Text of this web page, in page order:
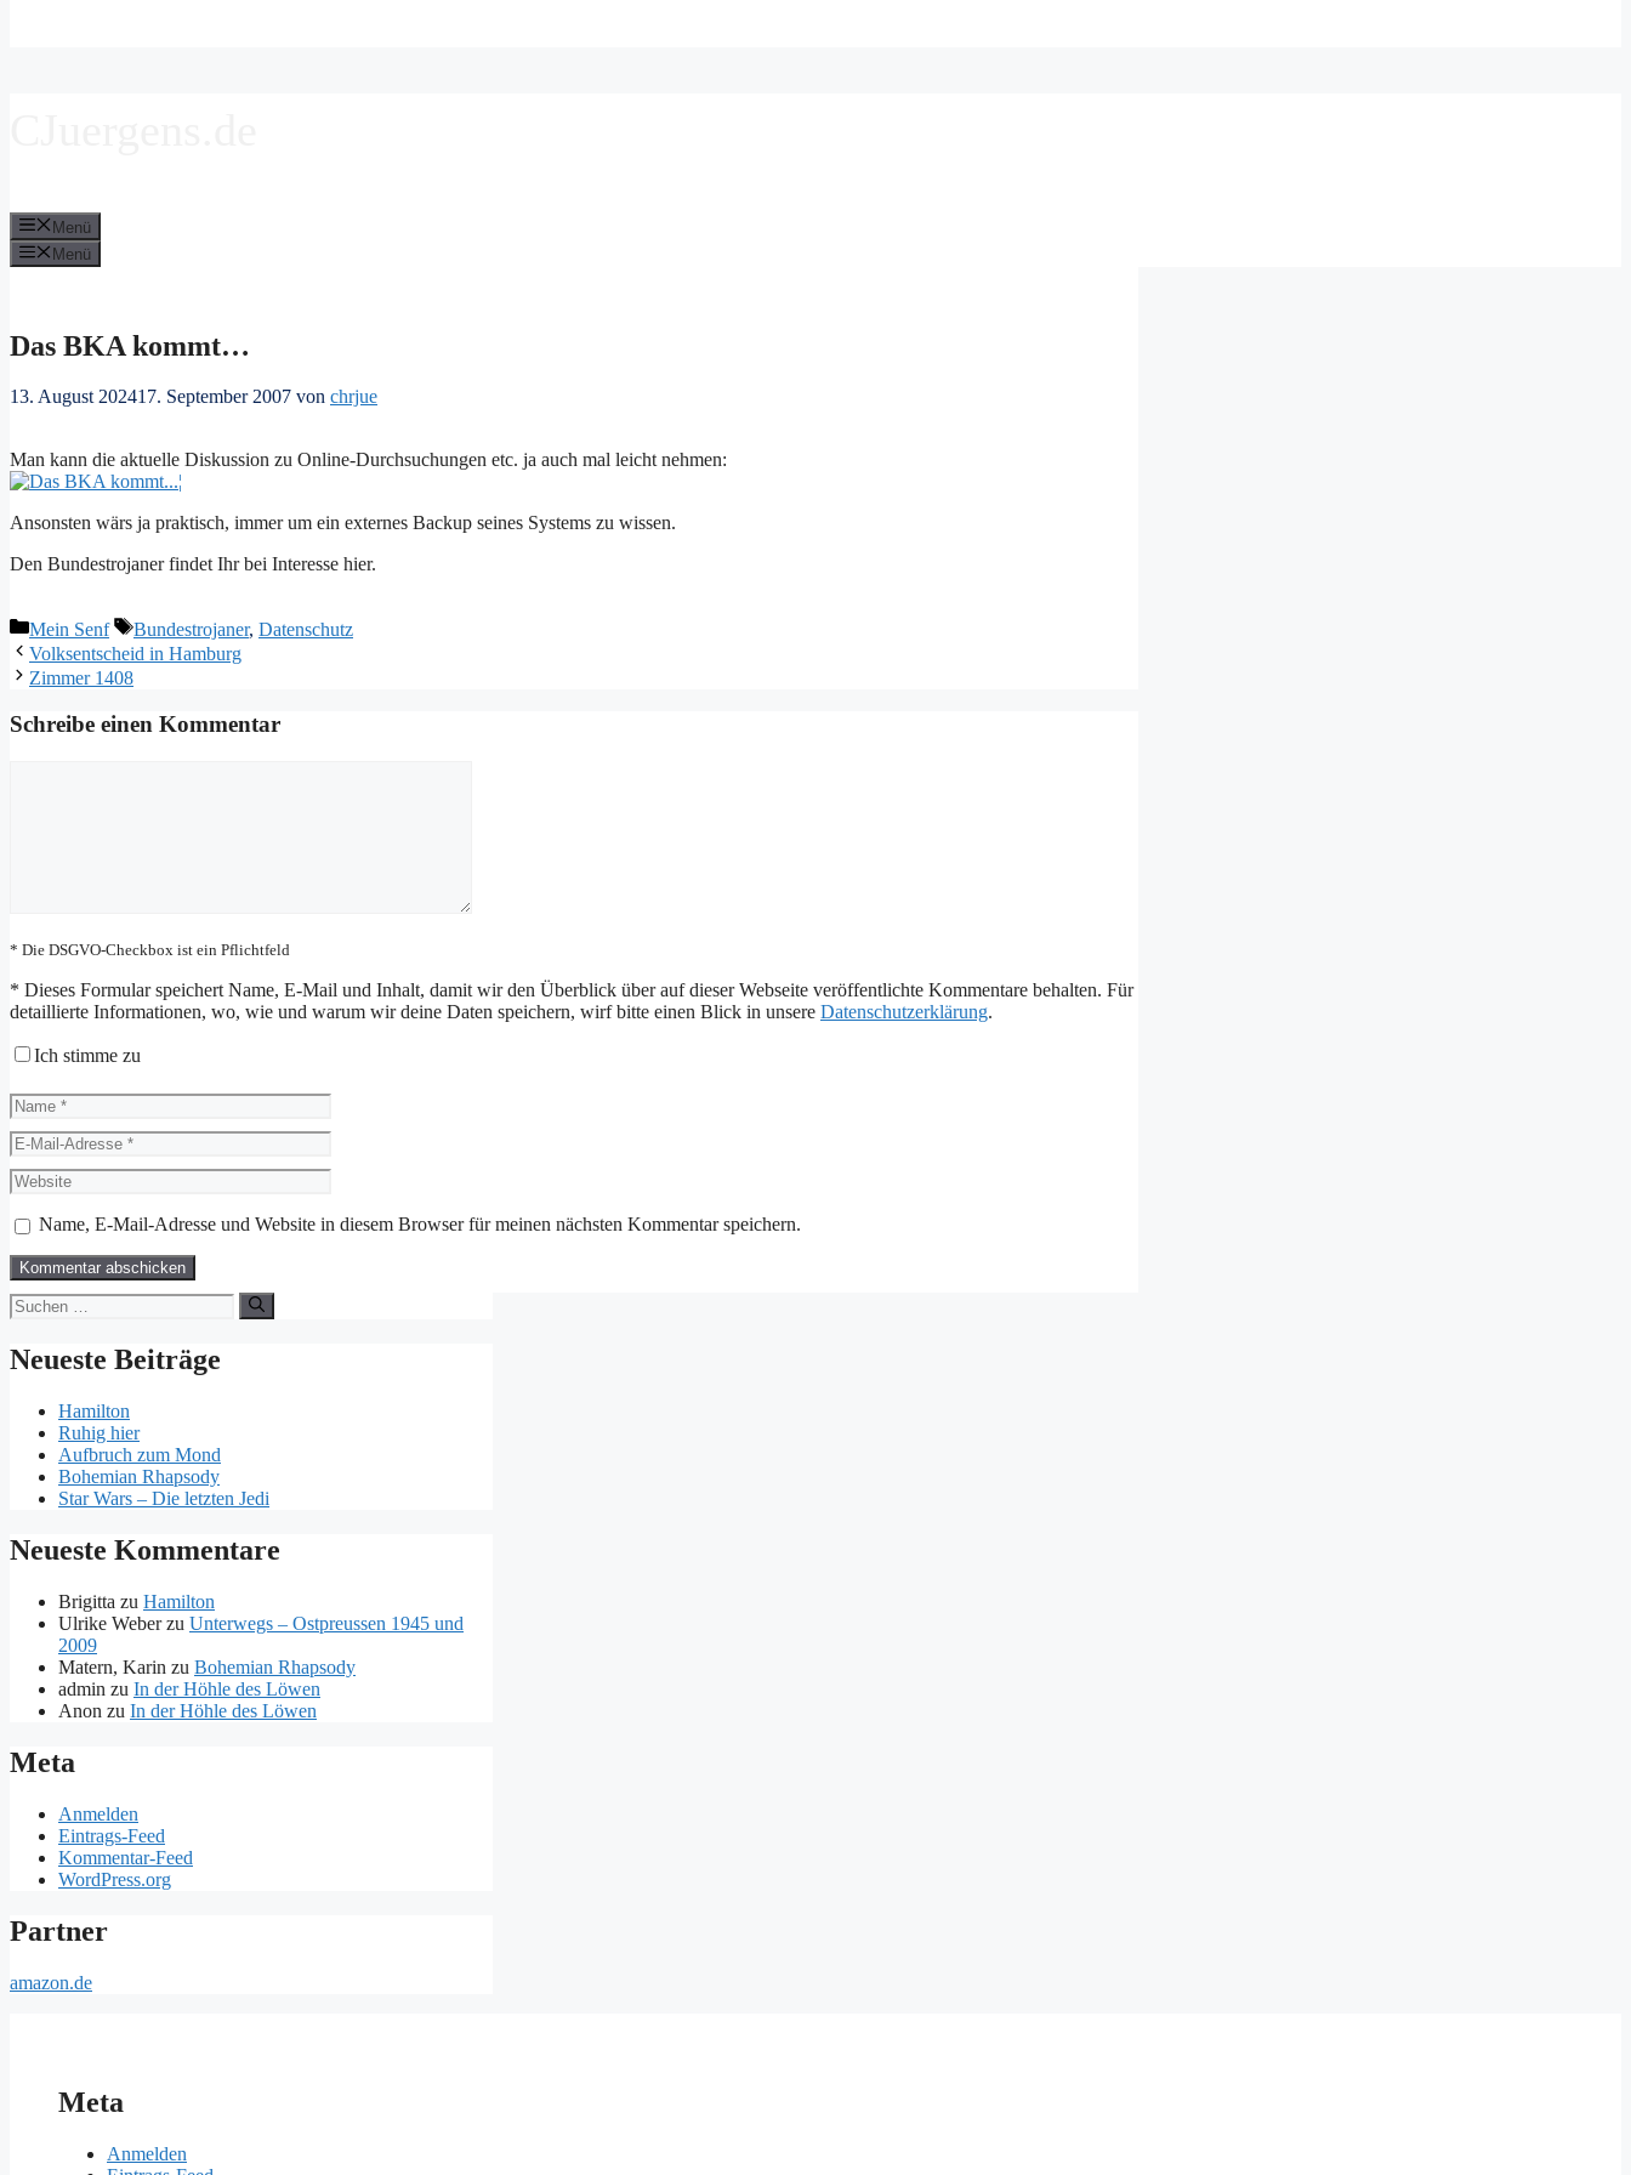
Menü
Menü
Das BKA kommt…
13. August 202417. September 2007 von chrjue
Man kann die aktuelle Diskussion zu Online-Durchsuchungen etc. ja auch mal leicht nehmen:
Ansonsten wärs ja praktisch, immer um ein externes Backup seines Systems zu wissen.
Den Bundestrojaner findet Ihr bei Interesse hier.
Kategorien
Mein Senf Schlagwörter
Bundestrojaner, Datenschutz
Volksentscheid in Hamburg
Zimmer 1408
Schreibe einen Kommentar
* Die DSGVO-Checkbox ist ein Pflichtfeld
* Dieses Formular speichert Name, E-Mail und Inhalt, damit wir den Überblick über auf dieser Webseite veröffentlichte Kommentare behalten. Für
detaillierte Informationen, wo, wie und warum wir deine Daten speichern, wirf bitte einen Blick in unsere Datenschutzerklärung.
Ich stimme zu
Name
E-
Mail-
Adresse
Website
Name, E-Mail-Adresse und Website in diesem Browser für meinen nächsten Kommentar speichern.
Suchen
nach:
Neueste Beiträge
Hamilton
Ruhig hier
Aufbruch zum Mond
Bohemian Rhapsody
Star Wars – Die letzten Jedi
Neueste Kommentare
Brigitta zu Hamilton
Ulrike Weberzu Unterwegs – Ostpreussen 1945 und
2009
Matern, Karin zu Bohemian Rhapsody
admin zu In der Höhle des Löwen
Anon zu In der Höhle des Löwen
Meta
Anmelden
Eintrags-Feed
Kommentar-Feed
WordPress.org
Partner
amazon.de
Meta
Anmelden